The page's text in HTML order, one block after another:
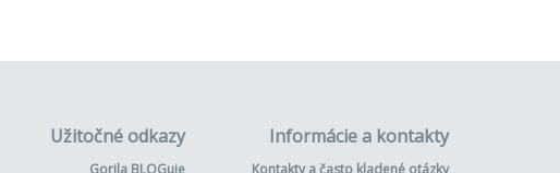
Užitočné odkazy
Gorila BLOGuje
Informácie a kontakty
Kontakty a často kladené otázky